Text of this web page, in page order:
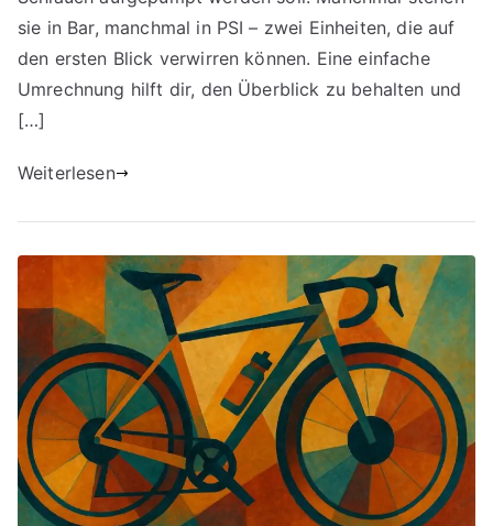
sie in Bar, manchmal in PSI – zwei Einheiten, die auf
den ersten Blick verwirren können. Eine einfache
Umrechnung hilft dir, den Überblick zu behalten und
[…]
Weiterlesen